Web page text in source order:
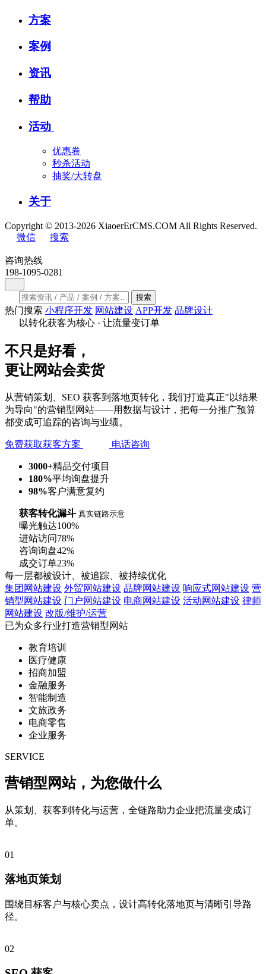
方案
案例
资讯
帮助
活动
优惠卷
秒杀活动
抽奖/大转盘
关于
Copyright © 2013-2026 XiaoerErCMS.COM All Rights Reserved.
微信
搜索
咨询热线
198-1095-0281
搜索
热门搜索 小程序开发 网站建设 APP开发 品牌设计
以转化获客为核心 · 让流量变订单
不只是好看，
更让网站会卖货
从营销策划、SEO 获客到落地页转化，我们打造真正"以结果
为导向"的营销型网站——用数据与设计，把每一分推广预算
都变成可追踪的咨询与业绩。
免费获取获客方案 电话咨询
3000+精品交付项目
180%平均询盘提升
98%客户满意复约
获客转化漏斗 真实链路示意
曝光触达100%
进站访问78%
咨询询盘42%
成交订单23%
每一层都被设计、被追踪、被持续优化
集团网站建设 外贸网站建设 品牌网站建设 响应式网站建设 营
销型网站建设 门户网站建设 电商网站建设 活动网站建设 律师
网站建设 改版/维护/运营
已为众多行业打造营销型网站
教育培训
医疗健康
招商加盟
金融服务
智能制造
文旅政务
电商零售
企业服务
SERVICE
营销型网站，为您做什么
从策划、获客到转化与运营，全链路助力企业把流量变成订
单。
01
落地页策划
围绕目标客户与核心卖点，设计高转化落地页与清晰引导路
径。
02